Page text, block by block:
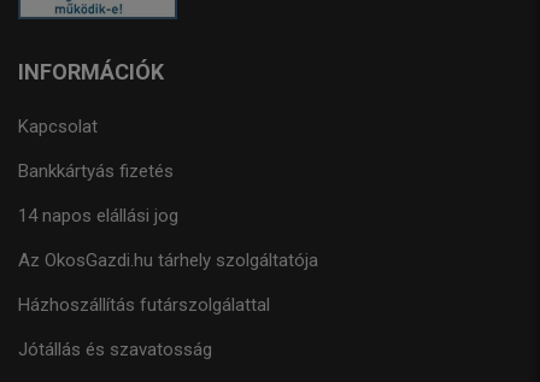
INFORMÁCIÓK
Kapcsolat
Bankkártyás fizetés
14 napos elállási jog
Az OkosGazdi.hu tárhely szolgáltatója
Házhoszállítás futárszolgálattal
Jótállás és szavatosság